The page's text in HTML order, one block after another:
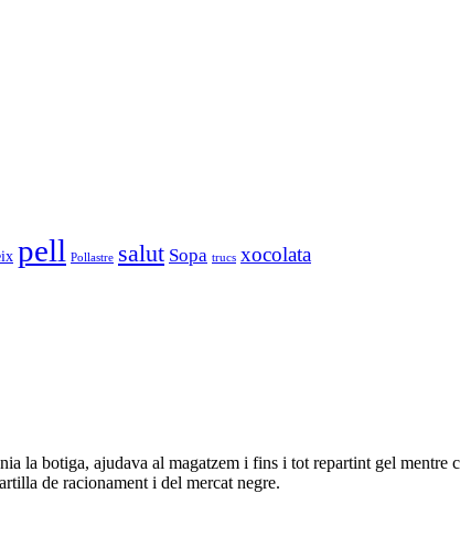
pell Pollastre salut Sopa trucs xocolata
botiga, ajudava al magatzem i fins i tot repartint gel mentre
de racionament i del mercat negre.